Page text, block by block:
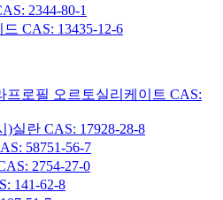
2344-80-1
CAS: 13435-12-6
로필 오르토실리케이트 CAS:
실란 CAS: 17928-28-8
58751-56-7
2754-27-0
141-62-8